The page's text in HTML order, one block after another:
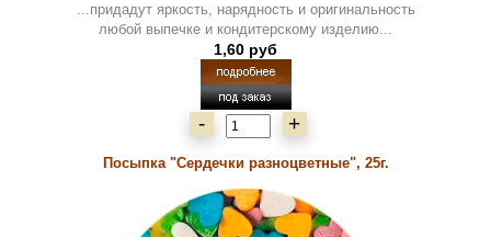
...придадут яркость, нарядность и оригинальность
любой выпечке и кондитерскому изделию...
1,60 руб
- +
Посыпка "Сердечки разноцветные", 25г.